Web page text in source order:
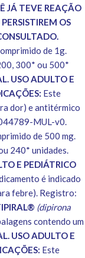
JÁ TEVE REAÇÃO
OS
de 1g.
300* ou 500*
USO ADULTO E
Este
dor) e antitérmico
MUL-v0.
de 500 mg.
240* unidades.
E PEDIÁTRICO
é indicado
febre). Registro:
(dipirona
contendo um
USO ADULTO E
Este